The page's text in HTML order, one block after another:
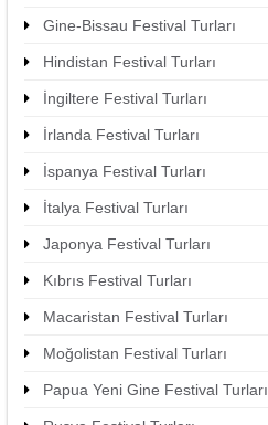
Gine-Bissau Festival Turları
Hindistan Festival Turları
İngiltere Festival Turları
İrlanda Festival Turları
İspanya Festival Turları
İtalya Festival Turları
Japonya Festival Turları
Kıbrıs Festival Turları
Macaristan Festival Turları
Moğolistan Festival Turları
Papua Yeni Gine Festival Turları